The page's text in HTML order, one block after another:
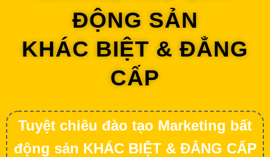
ĐỘNG SẢN
KHÁC BIỆT & ĐẲNG
CẤP
Tuyệt chiêu đào tạo Marketing bất
động sản KHÁC BIỆT & ĐẲNG CẤP